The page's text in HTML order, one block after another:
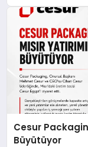
Cesur
Büyütüyor